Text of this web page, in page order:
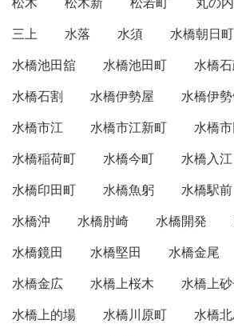
三上
水落 水須 水橋朝日町
水橋池田舘
水橋池田町
水橋
水橋石割
水橋伊勢屋
水橋伊
水橋市江
水橋市江新町
水橋
水橋稲荷町
水橋今町
水橋入江
水橋印田町
水橋魚躬 水橋駅前
水橋沖
水橋肘崎 水橋開発
水橋鏡田
水橋堅田 水橋金尾
水橋金広
水橋上桜木
水橋上
水橋上的場
水橋川原町
水橋